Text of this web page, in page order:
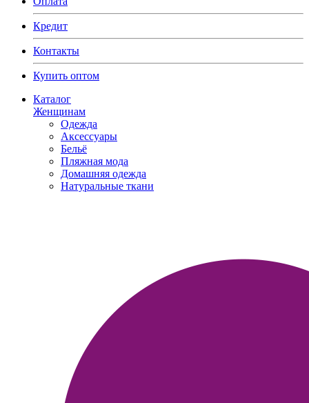
Кредит
Контакты
Купить оптом
Каталог
Женщинам
Одежда
Аксессуары
Бельё
Пляжная мода
Домашняя одежда
Натуральные ткани